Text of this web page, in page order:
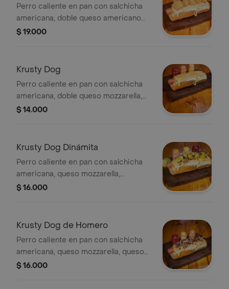
Perro caliente en pan con salchicha
americana, doble queso americano
mozzarella, trozitos de pollo apanado
$ 19.000
Krusty Dog
Perro caliente en pan con salchicha
americana, doble queso mozzarella,
queso cheddar, cebollas
$ 14.000
Krusty Dog Dinámita
Perro caliente en pan con salchicha
americana, queso mozzarella,
tocineta, cebolla caramelizada,
$ 16.000
Krusty Dog de Homero
Perro caliente en pan con salchicha
americana, queso mozzarella, queso
cheddar, tocineta, ripio de papas y
$ 16.000